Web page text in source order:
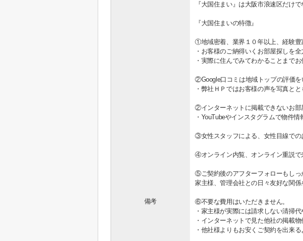
備考
『大国住まい』は大阪市浪速区だけ
『大国住まいの特徴』
①地域密着、業界１０年以上、経験豊
・お客様のご納得いくお部屋探しを全
・実際に住んでみてわかることまでお
②Google口コミは地域トップの評価を
・弊社ＨＰではお客様の声を写真とと
②インターネットに掲載できないお部
・YouTubeやインスタグラムで物件情
③女性スタッフによる、女性目線での
④オンライン内覧、オンライン重説で
⑤ご契約後のアフターフォローもしっ
家主様、管理会社との日々友好な関
⑥不要な費用はいただきません。
・家主様が実際には請求しない清掃
・インターネットで見た他社の掲載
・他社様よりもお安くご契約を出来